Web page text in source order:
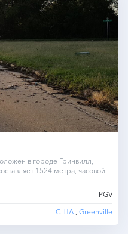
в городе Гринвилл,
1524 метра, часовой
PGV
США , Greenville